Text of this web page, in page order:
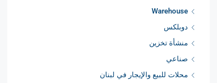
Warehouse
دوبلكس
منشأة تخزين
صناعي
محلات للبيع والإيجار في لبنان